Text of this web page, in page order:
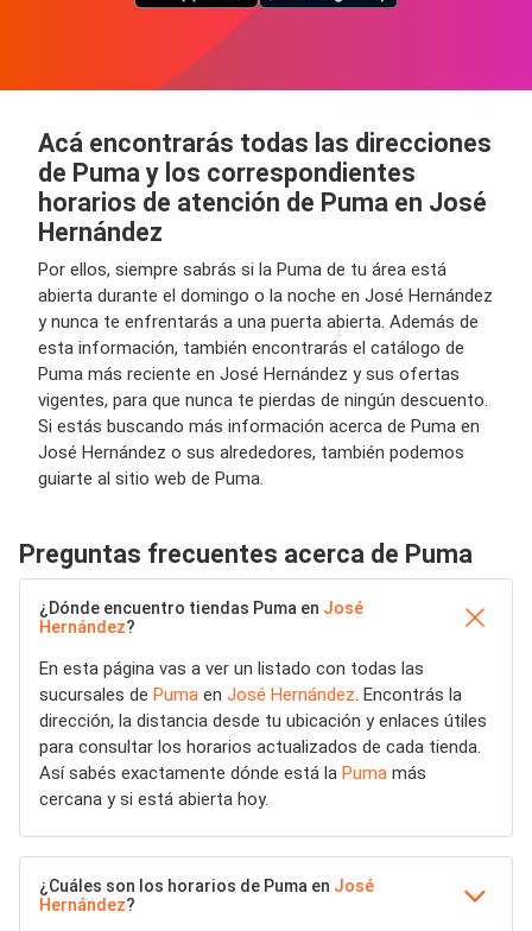
Acá encontrarás todas las direcciones
de Puma y los correspondientes
horarios de atención de Puma en José
Hernández
Por ellos, siempre sabrás si la Puma de tu área está
abierta durante el domingo o la noche en José Hernández
y nunca te enfrentarás a una puerta abierta. Además de
esta información, también encontrarás el catálogo de
Puma más reciente en José Hernández y sus ofertas
vigentes, para que nunca te pierdas de ningún descuento.
Si estás buscando más información acerca de Puma en
José Hernández o sus alrededores, también podemos
guiarte al sitio web de Puma.
Preguntas frecuentes acerca de Puma
¿Dónde encuentro tiendas Puma en José
Hernández?
En esta página vas a ver un listado con todas las
sucursales de Puma en José Hernández. Encontrás la
dirección, la distancia desde tu ubicación y enlaces útiles
para consultar los horarios actualizados de cada tienda.
Así sabés exactamente dónde está la Puma más
cercana y si está abierta hoy.
¿Cuáles son los horarios de Puma en José
Hernández?